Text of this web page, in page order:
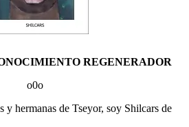
REGENERADOR
o0o
y hermanas de Tseyor, soy Shilcars de